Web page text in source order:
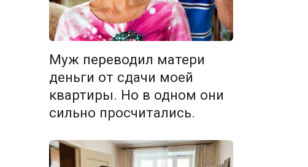
Муж переводил матери
деньги от сдачи моей
квартиры. Но в одном они
сильно просчитались.